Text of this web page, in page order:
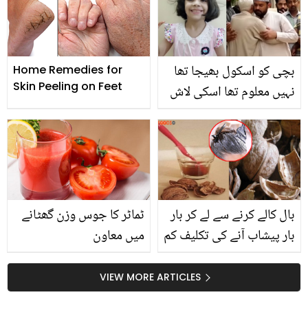
اور بنائیں بالوں کو لمبا اور
چمکدار
زندگی کے راز سے پردہ اٹھا
دیا
Home Remedies for
Skin Peeling on Feet
بچی کو اسکول بھیجا تھا
نہیں معلوم تھا اسکی لاش
واپس آئے گی ۔۔ معصوم
بچی کیسے اللہ کو پیاری
ہوئی؟ ویڈیو سامنے آگئی
ٹماٹر کا جوس وزن گھٹانے
میں معاون
بال کالے کرنے سے لے کر بار
بار پیشاب آنے کی تکلیف کم
کرنے تک.. اخروٹ کے
چھلکوں کے بے شمار فائدے!
جانیں استعمال کا طریقہ
VIEW MORE ARTICLES